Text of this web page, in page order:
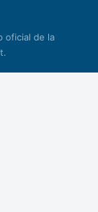
oficial de la